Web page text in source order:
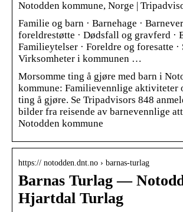
Notodden kommune, Norge |
Familie og barn · Barnehage ·
foreldrestøtte · Dødsfall og gravferd ·
Familieytelser · Foreldre og foresatte ·
Virksomheter i kommunen …
Morsomme ting å gjøre med barn i
kommune: Familievennlige aktiviteter
ting å gjøre. Se Tripadvisors 848
bilder fra reisende av barnevennlige
Notodden kommune
https:// notodden.dnt.no › barnas-turlag
Barnas Turlag —
Hjartdal Turlag